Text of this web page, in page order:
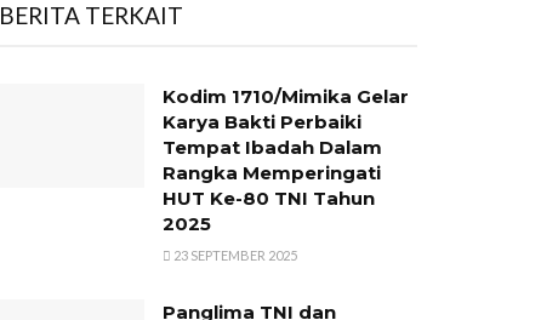
BERITA TERKAIT
Kodim 1710/Mimika Gelar
Karya Bakti Perbaiki
Tempat Ibadah Dalam
Rangka Memperingati
HUT Ke-80 TNI Tahun
2025
23 SEPTEMBER 2025
Panglima TNI dan